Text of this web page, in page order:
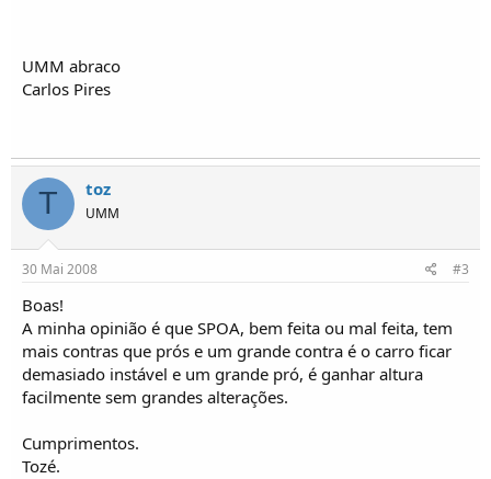
UMM abraco
Carlos Pires
T toz
UMM
30 Mai 2008 #3
Boas!
A minha opinião é que SPOA, bem feita ou mal feita, tem
mais contras que prós e um grande contra é o carro ficar
demasiado instável e um grande pró, é ganhar altura
facilmente sem grandes alterações.
Cumprimentos.
Tozé.